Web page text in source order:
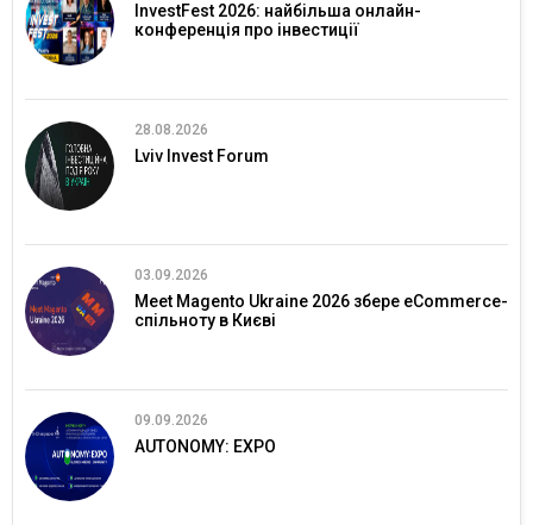
InvestFest 2026: найбільша онлайн-
конференція про інвестиції
28.08.2026
Lviv Invest Forum
03.09.2026
Meet Magento Ukraine 2026 збере eCommerce-
спільноту в Києві
09.09.2026
AUTONOMY: EXPO